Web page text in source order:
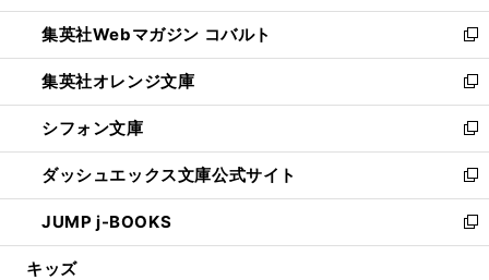
開
く
ウ
で
開
く
ン
ド
ウ
で
開
く
ウ
ィ
ン
ド
ウ
で
開
く
集英社Webマガジン コバルト
新
し
い
ウ
ィ
ン
ド
ウ
で
開
集英社オレンジ文庫
新
し
い
ウ
ィ
ン
ド
ウ
シフォン文庫
新
し
い
ウ
ィ
ン
ダッシュエックス文庫公式サイト
新
し
い
ウ
JUMP j-BOOKS
新
し
キッズ